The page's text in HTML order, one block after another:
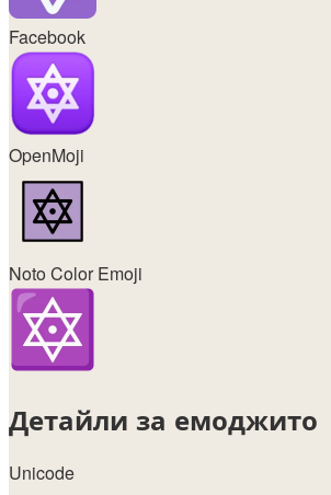
Facebook
OpenMoji
Noto Color Emoji
Детайли за емоджито
Unicode